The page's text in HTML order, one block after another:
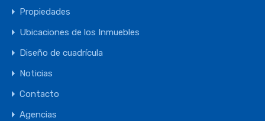
Propiedades
Ubicaciones de los Inmuebles
Diseño de cuadrícula
Noticias
Contacto
Agencias